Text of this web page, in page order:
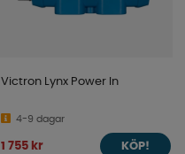
Victron Lynx Power In
4-9 dagar
1 755 kr KÖP!